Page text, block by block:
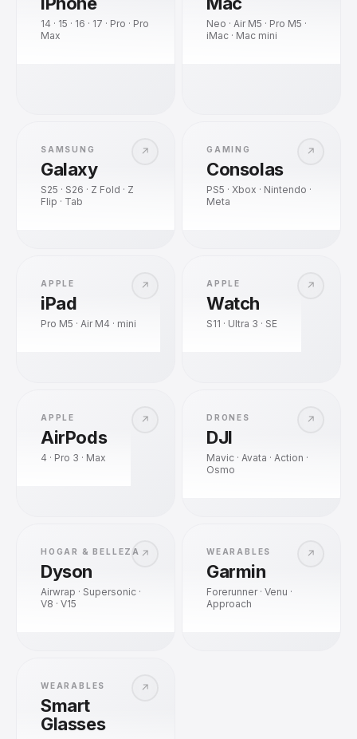
14 · 15 · 16 · 17 · Pro · Pro
Max
Neo · Air M5 · Pro M5 ·
iMac · Mac mini
↗
SAMSUNG
Galaxy
S25 · S26 · Z Fold · Z
Flip · Tab
↗
GAMING
Consolas
PS5 · Xbox · Nintendo ·
Meta
↗
APPLE
iPad
Pro M5 · Air M4 · mini
↗
APPLE
Watch
S11 · Ultra 3 · SE
↗
APPLE
AirPods
4 · Pro 3 · Max
↗
DRONES
DJI
Mavic · Avata · Action ·
Osmo
↗
HOGAR & BELLEZA
Dyson
Airwrap · Supersonic ·
V8 · V15
↗
WEARABLES
Garmin
Forerunner · Venu ·
Approach
↗
WEARABLES
Smart
Glasses